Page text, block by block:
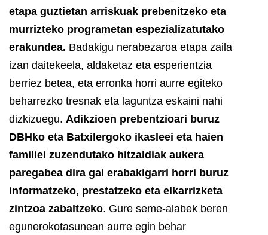
etapa guztietan arriskuak prebenitzeko eta
murrizteko programetan espezializatutako
erakundea. Badakigu nerabezaroa etapa zaila
izan daitekeela, aldaketaz eta esperientzia
berriez betea, eta erronka horri aurre egiteko
beharrezko tresnak eta laguntza eskaini nahi
dizkizuegu. Adikzioen prebentzioari buruz
DBHko eta Batxilergoko ikasleei eta haien
familiei zuzendutako hitzaldiak aukera
paregabea dira gai erabakigarri horri buruz
informatzeko, prestatzeko eta elkarrizketa
zintzoa zabaltzeko. Gure seme-alabek beren
egunerokotasunean aurre egin behar